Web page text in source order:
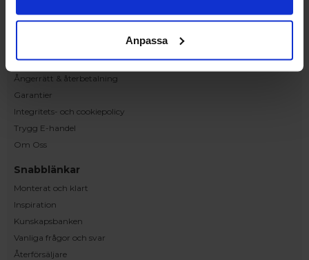
Anpassa
Handla på Nordiska Fönster
Betalnings & leveransvillkor
Ångerrätt & återbetalning
Garantier
Integritets- och cookiepolicy
Trygg E-handel
Om Oss
Snabblänkar
Monterat och klart
Inspiration
Kunskapsbanken
Vanliga frågor och svar
Återförsäljare